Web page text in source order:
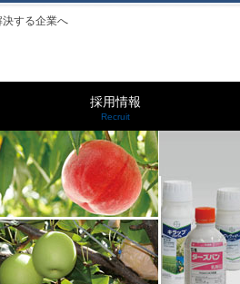
する企業へ
採用情報
Recruit